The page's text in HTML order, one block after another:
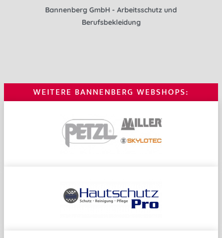
Bannenberg GmbH - Arbeitsschutz und
Berufsbekleidung
WEITERE BANNENBERG WEBSHOPS: